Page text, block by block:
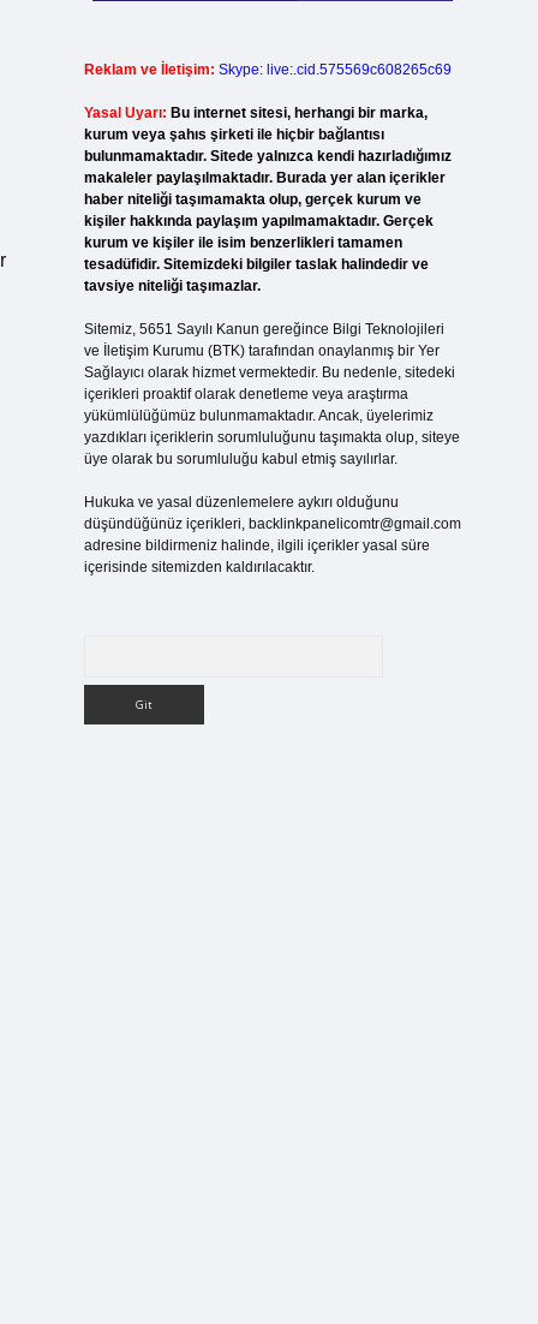
Reklam ve İletişim: Skype: live:.cid.575569c608265c69
Yasal Uyarı: Bu internet sitesi, herhangi bir marka,
kurum veya şahıs şirketi ile hiçbir bağlantısı
bulunmamaktadır. Sitede yalnızca kendi hazırladığımız
makaleler paylaşılmaktadır. Burada yer alan içerikler
haber niteliği taşımamakta olup, gerçek kurum ve
kişiler hakkında paylaşım yapılmamaktadır. Gerçek
kurum ve kişiler ile isim benzerlikleri tamamen
tesadüfidir. Sitemizdeki bilgiler taslak halindedir ve
tavsiye niteliği taşımazlar.
Sitemiz, 5651 Sayılı Kanun gereğince Bilgi Teknolojileri
ve İletişim Kurumu (BTK) tarafından onaylanmış bir Yer
Sağlayıcı olarak hizmet vermektedir. Bu nedenle, sitedeki
içerikleri proaktif olarak denetleme veya araştırma
yükümlülüğümüz bulunmamaktadır. Ancak, üyelerimiz
yazdıkları içeriklerin sorumluluğunu taşımakta olup, siteye
üye olarak bu sorumluluğu kabul etmiş sayılırlar.
Hukuka ve yasal düzenlemelere aykırı olduğunu
düşündüğünüz içerikleri, backlinkpanelicomtr@gmail.com
adresine bildirmeniz halinde, ilgili içerikler yasal süre
içerisinde sitemizden kaldırılacaktır.